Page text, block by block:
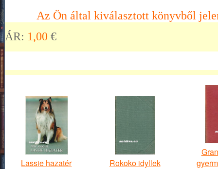
Az Ön által kiválasztott könyvből
ÁR: 1,00 €
Lassie hazatér
Rokoko idyllek